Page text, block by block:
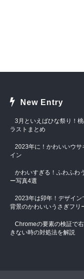
New Entry
3月といえばひな祭り！
ラストまとめ
2023年に！かわいいウ
イン
かわいすぎる！ふわふわ
ー写真4選
2023年は卯年！デザイ
背景のかわいいうさぎフリ
Chromeの要素の検証で
きない時の対処法を解説